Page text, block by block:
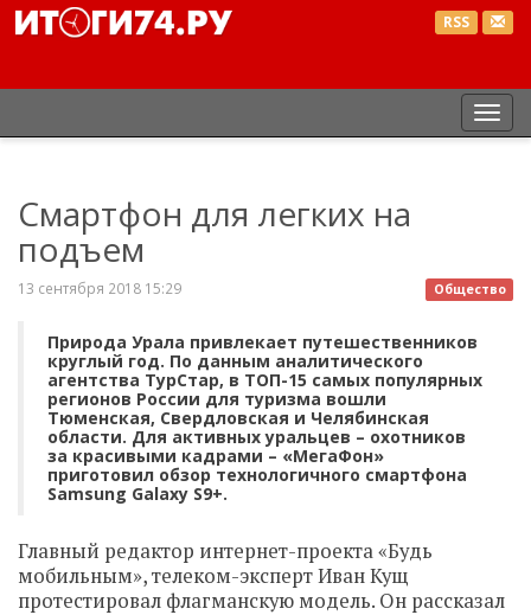
RSS
Смартфон для легких на
подъем
Общество
13 сентября 2018 15:29
Природа Урала привлекает путешественников
круглый год. По данным аналитического
агентства ТурСтар, в ТОП-15 самых популярных
регионов России для туризма вошли
Тюменская, Свердловская и Челябинская
области. Для активных уральцев – охотников
за красивыми кадрами – «МегаФон»
приготовил обзор технологичного смартфона
Samsung Galaxy S9+.
Главный редактор интернет-проекта «Будь
мобильным», телеком-эксперт Иван Кущ
протестировал флагманскую модель. Он рассказал